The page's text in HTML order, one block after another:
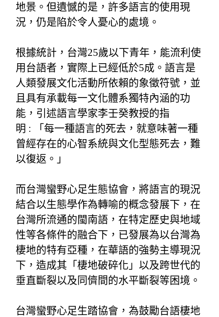
地景。但遺憾的是，許多語言的使用現
況，仍是陷於令人憂心的處境。
根據統計，台灣25歲以下青年，能流利使
用台語者，實際上已經低於5成。語言是
人類發展文化活動所依賴的象徵符號，並
且具有承載每一文化體系獨特內涵的功
能，引述語言學家李壬癸教授的指
明 : 「每一種語言的死去，就意味著一種
曾經存在的心智系統與文化型態死去，難
以復返。」
而台灣蠻野心足生態協會，將語言的現況
結合以生態學作為轉喻的概念發展下，在
台灣所流通的閩南語，在特定歷史與地域
性等各條件的融合下，已發展為以台灣為
棲地的特有亞種，在華語的強勢主導現況
下，造成其「棲地破碎化」以及跨世代的
垂直斷裂以及同儕間的水平斷裂等困境。
台灣蠻野心足生踏協會，為鼓勵台語棲地